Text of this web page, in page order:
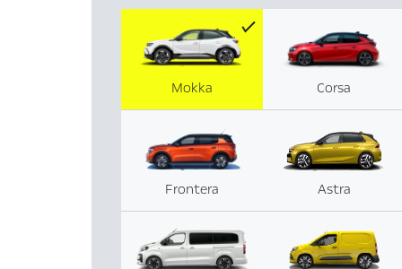
Corsa
Frontera Astra
Mokka